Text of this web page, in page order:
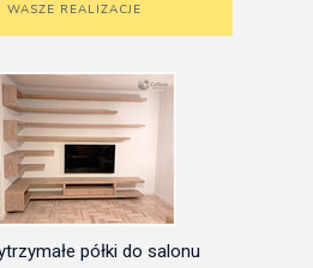
WASZE REALIZACJE
półki do salonu